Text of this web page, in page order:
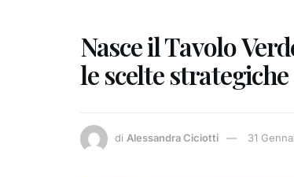
Nasce il Tavolo
le scelte
di Alessandra Ciciotti 31